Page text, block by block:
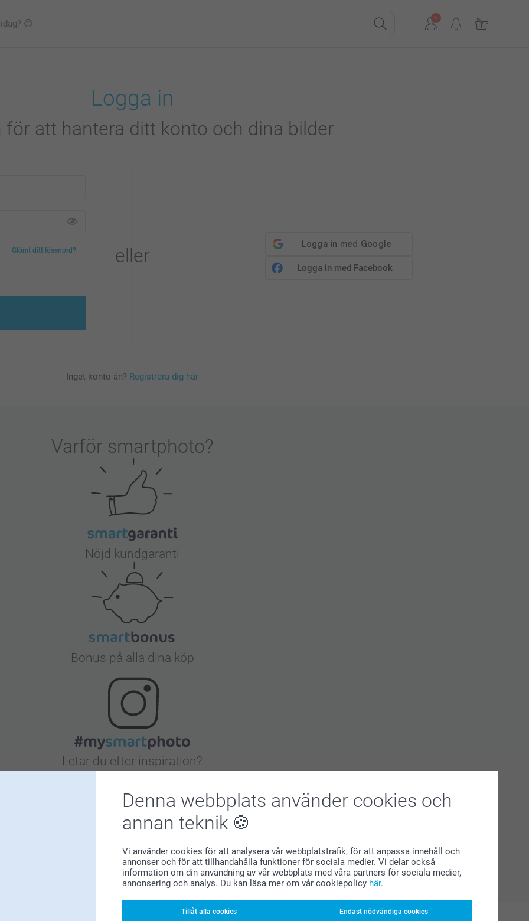
Denna webbplats använder cookies och
annan teknik
Vi använder cookies för att analysera vår webbplatstrafik, för att anpassa innehåll och
annonser och för att tillhandahålla funktioner för sociala medier. Vi delar också
information om din användning av vår webbplats med våra partners för sociala medier,
annonsering och analys. Du kan läsa mer om vår cookiepolicy här.
Tillåt alla cookies Endast nödvändiga cookies
Logga in
för att hantera ditt konto och dina bilder
Glömt ditt lösenord? eller
Logga in med Facebook
Inget konto än? Registrera dig här
Varför smartphoto?
Nöjd kundgaranti
Bonus på alla dina köp
Letar du efter inspiration?
Förstklassig kundservice